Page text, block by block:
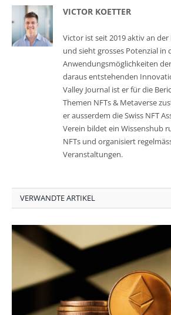
VICTOR KOETTER
Victor ist seit 2019 aktiv an
und sieht grosses Potenzial in
Anwendungsmöglichkeiten
daraus entstehenden
Valley Journal ist er für die
Themen NFTs & Metaverse
er ausserdem die Swiss NFT
Verein bildet ein Wissenshub
NFTs und organisiert
Veranstaltungen.
VERWANDTE ARTIKEL